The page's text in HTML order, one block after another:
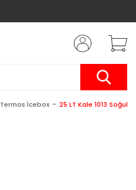
Termos İcebox 25 LT Kale 1013 Soğuk